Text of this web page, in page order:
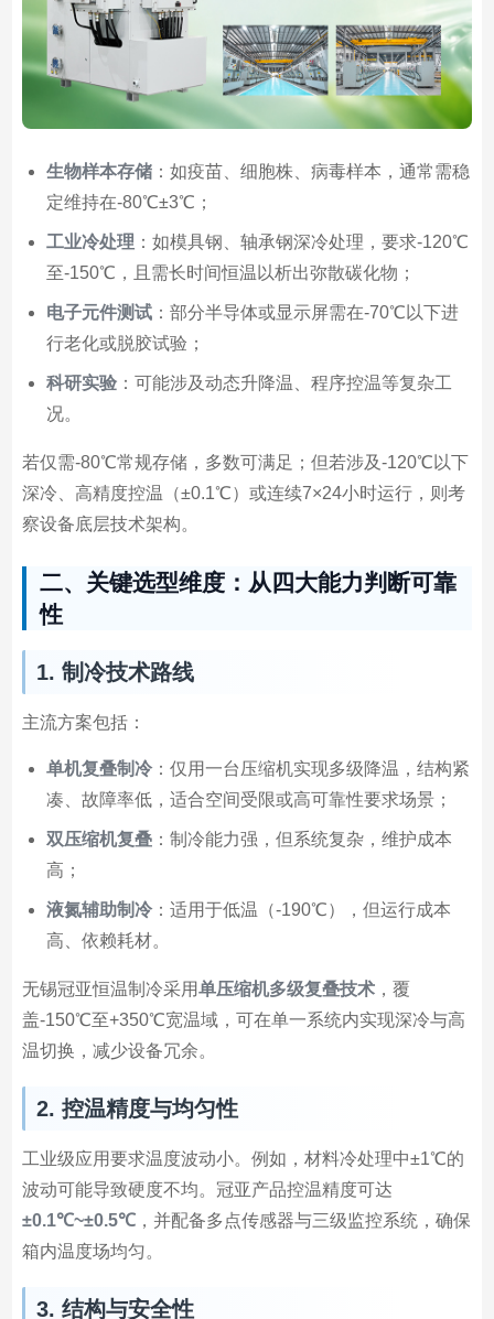
生物样本存储：如疫苗、细胞株、病毒样本，通常需稳
定维持在-80℃±3℃；
工业冷处理 ：如模具钢、轴承钢深冷处理，要求-120℃
至-150℃，且需长时间恒温以析出弥散碳化物；
电子元件测试：部分半导体或显示屏需在-70℃以下进
行老化或脱胶试验；
科研实验：可能涉及动态升降温、程序控温等复杂工
况。
若仅需-80℃常规存储，多数可满足；但若涉及-120℃以下
深冷、高精度控温（±0.1℃）或连续7×24小时运行，则考
察设备底层技术架构。
二、关键选型维度：从四大能力判断可靠
性
1. 制冷技术路线
主流方案包括：
单机复叠制冷：仅用一台压缩机实现多级降温，结构紧
凑、故障率低，适合空间受限或高可靠性要求场景；
双压缩机复叠：制冷能力强，但系统复杂，维护成本
高；
液氮辅助制冷：适用于低温（-190℃），但运行成本
高、依赖耗材。
无锡冠亚恒温制冷采用单压缩机多级复叠技术，覆
盖-150℃至+350℃宽温域，可在单一系统内实现深冷与高
温切换，减少设备冗余。
2. 控温精度与均匀性
工业级应用要求温度波动小。例如，材料冷处理中±1℃的
波动可能导致硬度不均。冠亚产品控温精度可达
±0.1℃~±0.5℃，并配备多点传感器与三级监控系统，确保
箱内温度场均匀。
3. 结构与安全性